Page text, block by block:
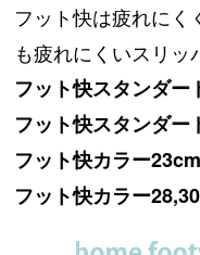
フット快は疲れにく
も疲れにくいスリッ
フット快スタンダー
フット快スタンダー
フット快カラー
フット快カラー